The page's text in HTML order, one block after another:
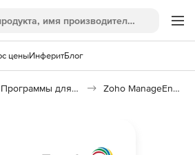
ценыИнферитБлог
Программы для защиты информации Zoho ManageEngine AD360 AD Auditing